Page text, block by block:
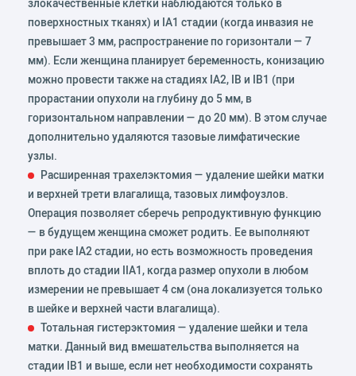
поверхностных тканях) и IA1 стадии (когда инвазия не
превышает 3 мм, распространение по горизонтали — 7
мм). Если женщина планирует беременность, конизацию
можно провести также на стадиях IA2, IB и IB1 (при
прорастании опухоли на глубину до 5 мм, в
горизонтальном направлении — до 20 мм). В этом случае
дополнительно удаляются тазовые лимфатические
узлы.
Расширенная трахелэктомия — удаление шейки матки
и верхней трети влагалища, тазовых лимфоузлов.
Операция позволяет сберечь репродуктивную функцию
— в будущем женщина сможет родить. Ее выполняют
при раке IA2 стадии, но есть возможность проведения
вплоть до стадии IIA1, когда размер опухоли в любом
измерении не превышает 4 см (она локализуется только
в шейке и верхней части влагалища).
Тотальная гистерэктомия — удаление шейки и тела
матки. Данный вид вмешательства выполняется на
стадии IB1 и выше, если нет необходимости сохранять